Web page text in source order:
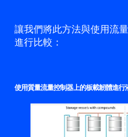
讓我們將此方法與使用流
進行比較：
使用質量流量控制器上的板載韌體進行